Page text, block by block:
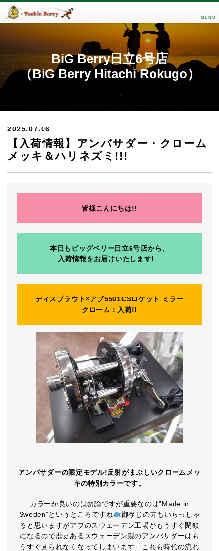
MENU
BiG Berry日立6号店
（BiG Berry Hitachi Rokugo）
2025.07.06
【入荷情報】アンバサダー・クローム
メッキ＆ハリネズミ!!!
皆様こんにちは!!
本日もビッグベリー日立6号店から、
入荷情報をお届けいたします!
ディスプラウト×アブ5501CSロケット ミラー
クローム：入荷!!
アンバサダーの限定モデル!反射がまぶしいクロームメッ
キの特別カラーです。
カラーが良いのは勿論ですが重要なのは‟Made in
Sweden”というところですね
御存じの方もいらっしゃ
ると思いますがアブのスウェーデン工場がもうすぐ閉鎖
になるので歴史あるスウェーデン製のアンバサダーはも
うすぐ見られなくなってしまいます…これも時代の流れ